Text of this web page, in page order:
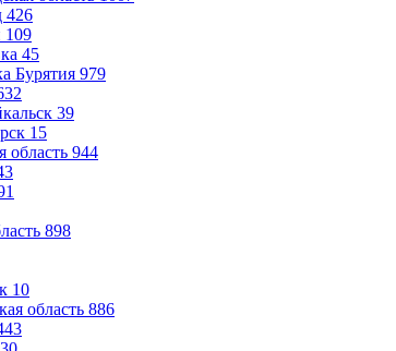
426
109
45
Бурятия 979
39
15
область 944
898
10
область 886